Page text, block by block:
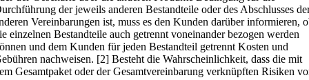
der jeweils anderen Bestandteile oder des Abschlusses
Vereinbarungen ist, muss es den Kunden darüber informieren,
einzelnen Bestandteile auch getrennt voneinander bezogen werden
und dem Kunden für jeden Bestandteil getrennt Kosten und
nachweisen. [2] Besteht die Wahrscheinlichkeit, dass die mit
Gesamtpaket oder der Gesamtvereinbarung verknüpften Risiken